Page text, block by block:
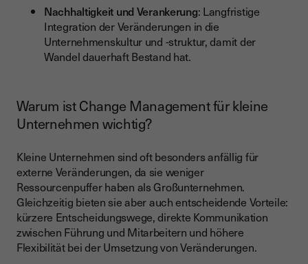
Nachhaltigkeit und Verankerung: Langfristige
Integration der Veränderungen in die
Unternehmenskultur und -struktur, damit der
Wandel dauerhaft Bestand hat.
Warum ist Change Management für kleine
Unternehmen wichtig?
Kleine Unternehmen sind oft besonders anfällig für
externe Veränderungen, da sie weniger
Ressourcenpuffer haben als Großunternehmen.
Gleichzeitig bieten sie aber auch entscheidende Vorteile:
kürzere Entscheidungswege, direkte Kommunikation
zwischen Führung und Mitarbeitern und höhere
Flexibilität bei der Umsetzung von Veränderungen.